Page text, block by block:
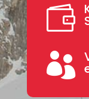

